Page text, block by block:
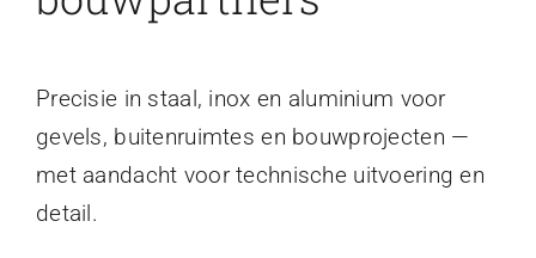
Precisie in staal, inox en aluminium voor
gevels, buitenruimtes en bouwprojecten —
met aandacht voor technische uitvoering en
detail.